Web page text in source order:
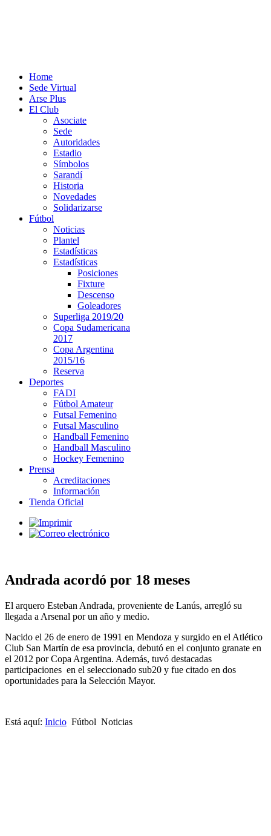
Home
Sede Virtual
Arse Plus
El Club
Asociate
Sede
Autoridades
Estadio
Símbolos
Sarandí
Historia
Novedades
Solidarizarse
Fútbol
Noticias
Plantel
Estadísticas
Estadísticas
Posiciones
Fixture
Descenso
Goleadores
Superliga 2019/20
Copa Sudamericana
2017
Copa Argentina
2015/16
Reserva
Deportes
FADI
Fútbol Amateur
Futsal Femenino
Futsal Masculino
Handball Femenino
Handball Masculino
Hockey Femenino
Prensa
Acreditaciones
Información
Tienda Oficial
Andrada acordó por 18 meses
El arquero Esteban Andrada, proveniente de Lanús, arregló su
llegada a Arsenal por un año y medio.
Nacido el 26 de enero de 1991 en Mendoza y surgido en el Atlético
Club San Martín de esa provincia, debutó en el conjunto granate en
el 2012 por Copa Argentina. Además, tuvó destacadas
participaciones en el seleccionado sub20 y fue citado en dos
oportunidades para la Selección Mayor.
Está aquí: Inicio Fútbol Noticias